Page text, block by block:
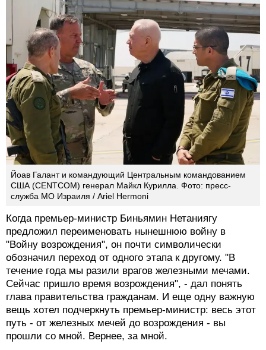
Йоав Галант и командующий Центральным командованием
США (CENTCOM) генерал Майкл Курилла. Фото: пресс-
служба МО Израиля / Ariel Hermoni
Когда премьер-министр Биньямин Нетаниягу
предложил переименовать нынешнюю войну в
"Войну возрождения", он почти символически
обозначил переход от одного этапа к другому. "В
течение года мы разили врагов железными мечами.
Сейчас пришло время возрождения", - дал понять
глава правительства гражданам. И еще одну важную
вещь хотел подчеркнуть премьер-министр: весь этот
путь - от железных мечей до возрождения - вы
прошли со мной. Вернее, за мной.